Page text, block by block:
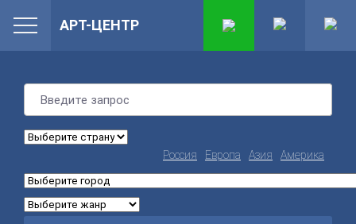
Россия Европа Азия Америка
АРТ-ЦЕНТР